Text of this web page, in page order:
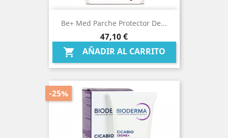
Be+ Med Parche Protector De...
Precio
47,10 €
 AÑADIR AL CARRITO
-25%